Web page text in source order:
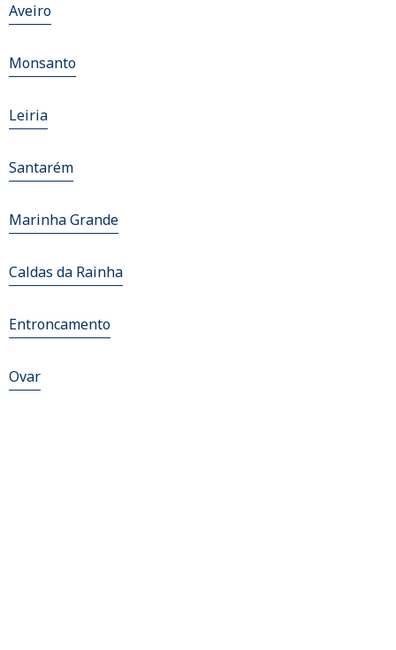
Aveiro
Monsanto
Leiria
Santarém
Marinha Grande
Caldas da Rainha
Entroncamento
Ovar